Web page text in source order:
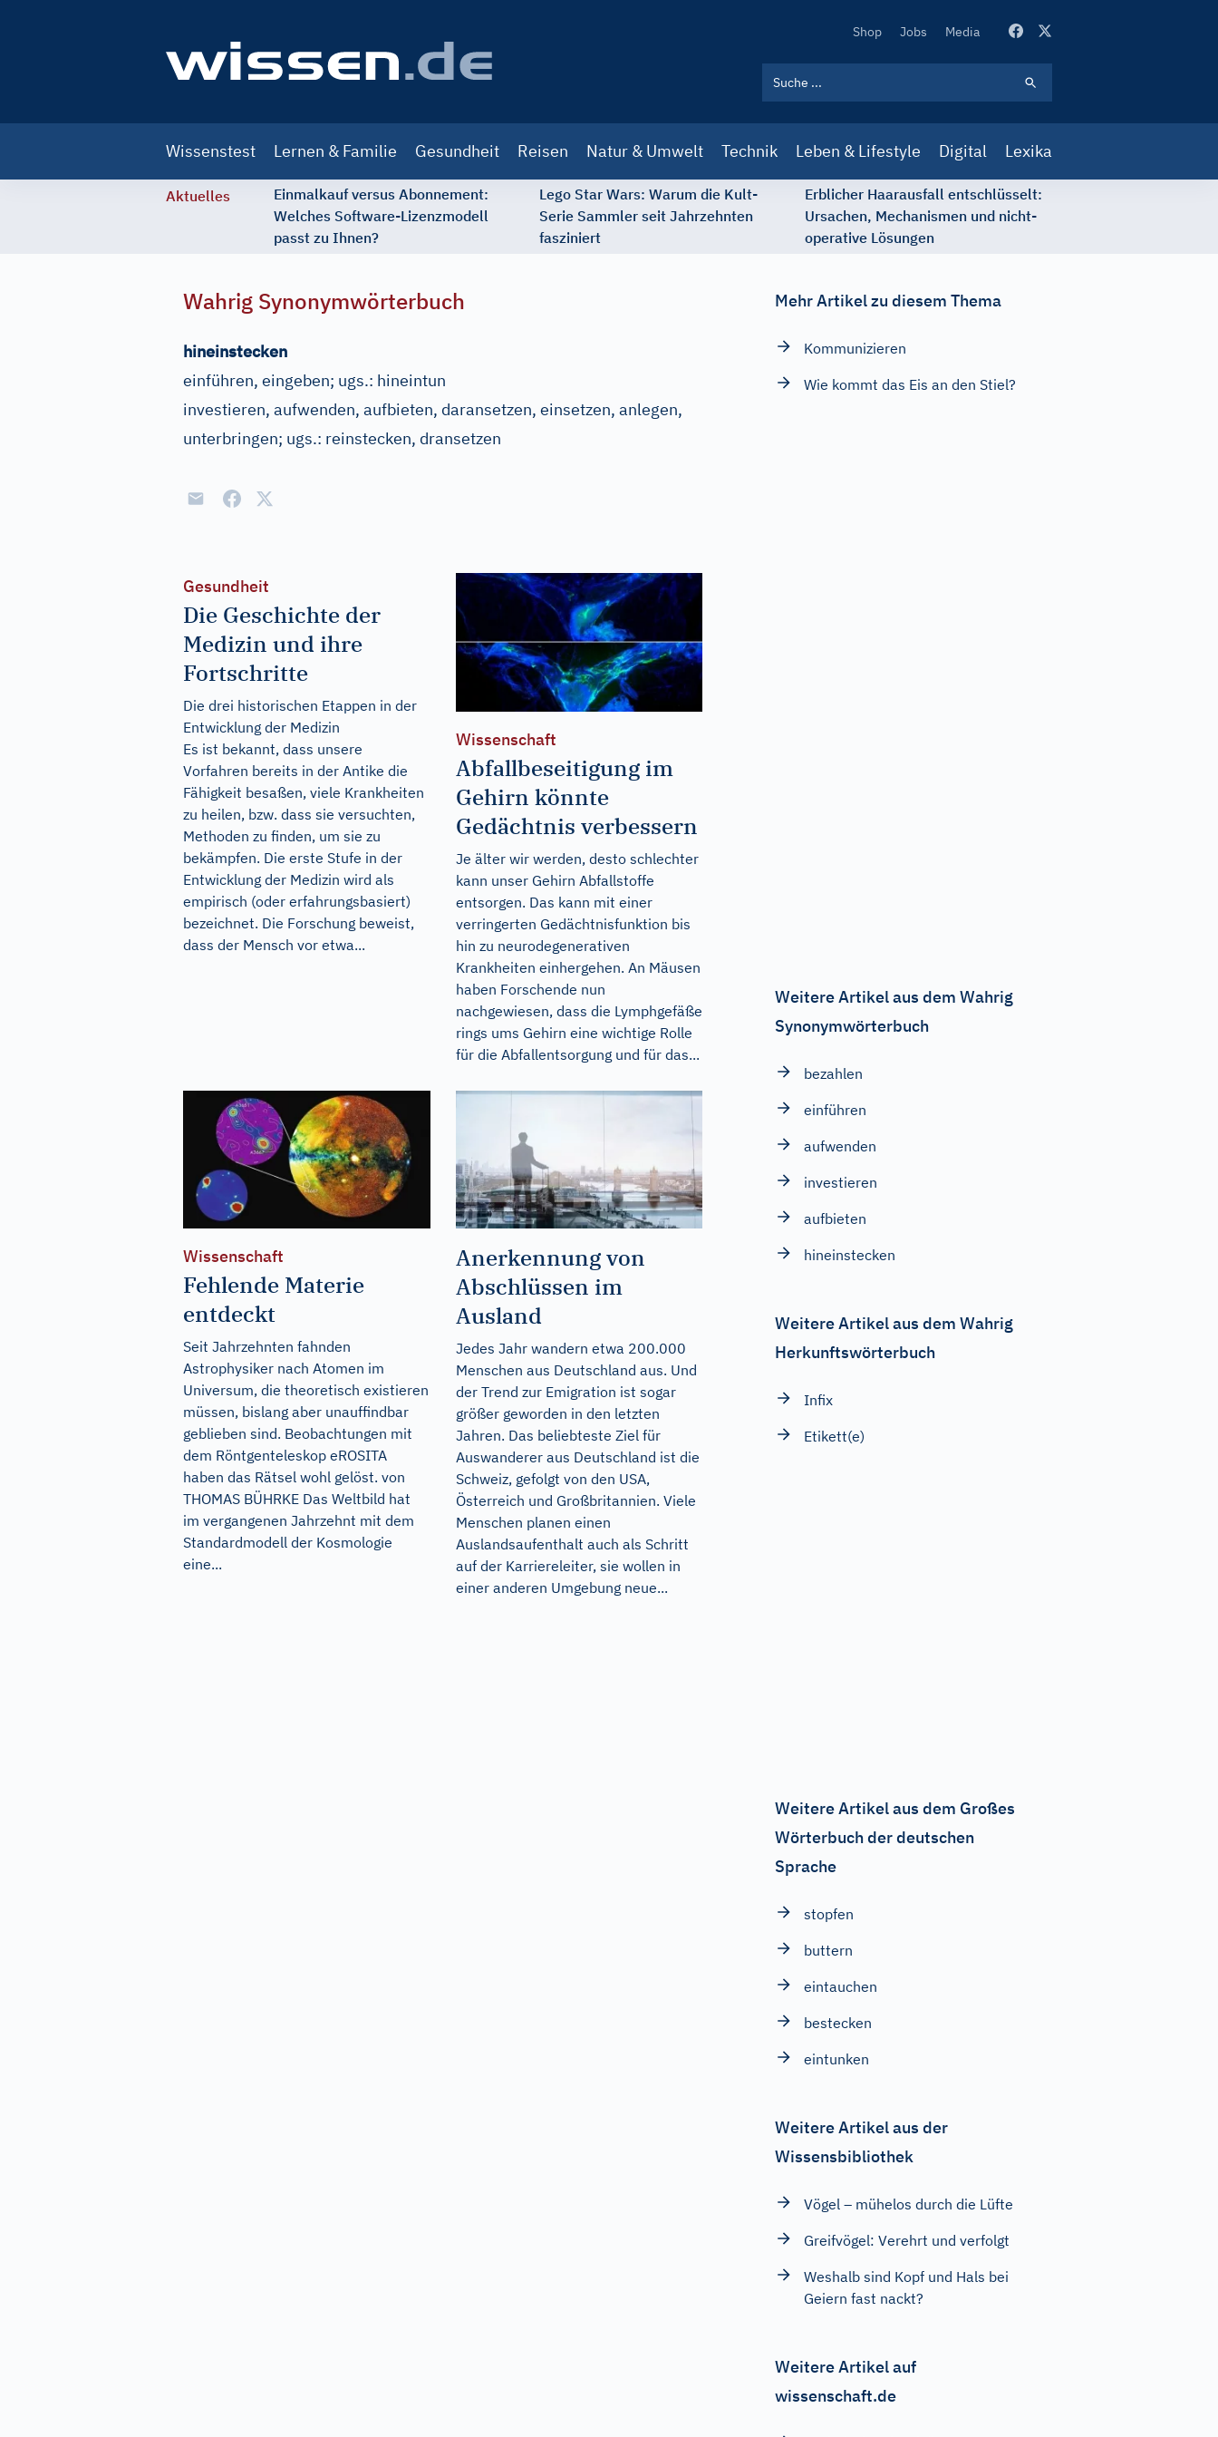
Secondary
Shop Jobs Media
navigation
Wissenstest Lernen & Familie Gesundheit Reisen Natur & Umwelt Technik Leben & Lifestyle Digital Lexika
Aktuelles
Einmalkauf versus Abonnement:
Welches Software-Lizenzmodell
passt zu Ihnen?
Lego Star Wars: Warum die Kult-
Serie Sammler seit Jahrzehnten
fasziniert
Erblicher Haarausfall entschlüsselt:
Ursachen, Mechanismen und nicht-
operative Lösungen
Wahrig Synonymwörterbuch
hineinstecken
einführen, eingeben; ugs.: hineintun
investieren, aufwenden, aufbieten, daransetzen, einsetzen, anlegen,
unterbringen; ugs.: reinstecken, dransetzen
Gesundheit
Die Geschichte der
Medizin und ihre
Fortschritte
Die drei historischen Etappen in der
Entwicklung der Medizin
Es ist bekannt, dass unsere
Vorfahren bereits in der Antike die
Fähigkeit besaßen, viele Krankheiten
zu heilen, bzw. dass sie versuchten,
Methoden zu finden, um sie zu
bekämpfen. Die erste Stufe in der
Entwicklung der Medizin wird als
empirisch (oder erfahrungsbasiert)
bezeichnet. Die Forschung beweist,
dass der Mensch vor etwa...
Wissenschaft
Abfallbeseitigung im
Gehirn könnte
Gedächtnis verbessern
Je älter wir werden, desto schlechter
kann unser Gehirn Abfallstoffe
entsorgen. Das kann mit einer
verringerten Gedächtnisfunktion bis
hin zu neurodegenerativen
Krankheiten einhergehen. An Mäusen
haben Forschende nun
nachgewiesen, dass die Lymphgefäße
rings ums Gehirn eine wichtige Rolle
für die Abfallentsorgung und für das...
Wissenschaft
Fehlende Materie
entdeckt
Seit Jahrzehnten fahnden
Astrophysiker nach Atomen im
Universum, die theoretisch existieren
müssen, bislang aber unauffindbar
geblieben sind. Beobachtungen mit
dem Röntgenteleskop eROSITA
haben das Rätsel wohl gelöst. von
THOMAS BÜHRKE Das Weltbild hat
im vergangenen Jahrzehnt mit dem
Standardmodell der Kosmologie
eine...
Anerkennung von
Abschlüssen im
Ausland
Jedes Jahr wandern etwa 200.000
Menschen aus Deutschland aus. Und
der Trend zur Emigration ist sogar
größer geworden in den letzten
Jahren. Das beliebteste Ziel für
Auswanderer aus Deutschland ist die
Schweiz, gefolgt von den USA,
Österreich und Großbritannien. Viele
Menschen planen einen
Auslandsaufenthalt auch als Schritt
auf der Karriereleiter, sie wollen in
einer anderen Umgebung neue...
Mehr Artikel zu diesem Thema
Kommunizieren
Wie kommt das Eis an den Stiel?
Weitere Artikel aus dem Wahrig
Synonymwörterbuch
bezahlen
einführen
aufwenden
investieren
aufbieten
hineinstecken
Weitere Artikel aus dem Wahrig
Herkunftswörterbuch
Infix
Etikett(e)
Weitere Artikel aus dem Großes
Wörterbuch der deutschen
Sprache
stopfen
buttern
eintauchen
bestecken
eintunken
Weitere Artikel aus der
Wissensbibliothek
Vögel – mühelos durch die Lüfte
Greifvögel: Verehrt und verfolgt
Weshalb sind Kopf und Hals bei
Geiern fast nackt?
Weitere Artikel auf
wissenschaft.de